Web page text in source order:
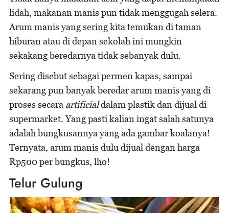
lidah, makanan manis pun tidak menggugah selera.
Arum manis yang sering kita temukan di taman
hiburan atau di depan sekolah ini mungkin
sekakang beredarnya tidak sebanyak dulu.
Sering disebut sebagai permen kapas, sampai
sekarang pun banyak beredar arum manis yang di
proses secara artificialdalam plastik dan dijual di
supermarket. Yang pasti kalian ingat salah satunya
adalah bungkusannya yang ada gambar koalanya!
Ternyata, arum manis dulu dijual dengan harga
Rp500 per bungkus, lho!
Telur Gulung